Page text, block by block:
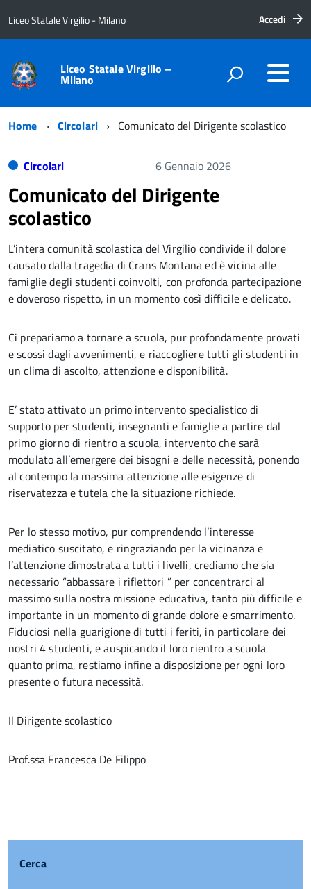
Liceo Statale Virgilio - Milano Accedi
Liceo Statale Virgilio –
Milano
Home Circolari Comunicato del Dirigente scolastico
Circolari 6 Gennaio 2026
Comunicato del Dirigente
scolastico
L’intera comunità scolastica del Virgilio condivide il dolore
causato dalla tragedia di Crans Montana ed è vicina alle
famiglie degli studenti coinvolti, con profonda partecipazione
e doveroso rispetto, in un momento così difficile e delicato.
Ci prepariamo a tornare a scuola, pur profondamente provati
e scossi dagli avvenimenti, e riaccogliere tutti gli studenti in
un clima di ascolto, attenzione e disponibilità.
E’ stato attivato un primo intervento specialistico di
supporto per studenti, insegnanti e famiglie a partire dal
primo giorno di rientro a scuola, intervento che sarà
modulato all’emergere dei bisogni e delle necessità, ponendo
al contempo la massima attenzione alle esigenze di
riservatezza e tutela che la situazione richiede.
Per lo stesso motivo, pur comprendendo l’interesse
mediatico suscitato, e ringraziando per la vicinanza e
l’attenzione dimostrata a tutti i livelli, crediamo che sia
necessario “abbassare i riflettori ” per concentrarci al
massimo sulla nostra missione educativa, tanto più difficile e
importante in un momento di grande dolore e smarrimento.
Fiduciosi nella guarigione di tutti i feriti, in particolare dei
nostri 4 studenti, e auspicando il loro rientro a scuola
quanto prima, restiamo infine a disposizione per ogni loro
presente o futura necessità.
Il Dirigente scolastico
Prof.ssa Francesca De Filippo
Cerca